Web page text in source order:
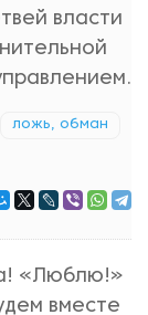
власти
ложь, обман
«Люблю!»
вместе